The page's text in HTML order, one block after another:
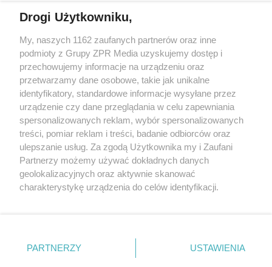
Żaden utwór zamieszczony w serwisie nie może być powielany i
rozpowszechniany lub dalej rozpowszechniany w jakikolwiek sposób (w
tym także elektroniczny lub mechaniczny) na jakimkolwiek polu
eksploatacji w jakiejkolwiek formie, włącznie z umieszczaniem w
Internecie bez pisemnej zgody właściciela praw. Jakiekolwiek użycie lub
wykorzystanie utworów w całości lub w części z naruszeniem prawa,
tzn. bez właściwej zgody, jest zabronione pod groźbą kary i może być
ścigane prawnie.
Drogi Użytkowniku,
My, naszych 1162 zaufanych partnerów oraz inne
podmioty z Grupy ZPR Media uzyskujemy dostęp i
przechowujemy informacje na urządzeniu oraz
przetwarzamy dane osobowe, takie jak unikalne
identyfikatory, standardowe informacje wysyłane przez
urządzenie czy dane przeglądania w celu zapewniania
spersonalizowanych reklam, wybór spersonalizowanych
treści, pomiar reklam i treści, badanie odbiorców oraz
ulepszanie usług. Za zgodą Użytkownika my i Zaufani
Partnerzy możemy używać dokładnych danych
geolokalizacyjnych oraz aktywnie skanować
charakterystykę urządzenia do celów identyfikacji.
zmienić/wycofać klikając przycisk ustawień prywatności
znajdujący się w lewym dolnym rogu strony
PARTNERZY USTAWIENIA